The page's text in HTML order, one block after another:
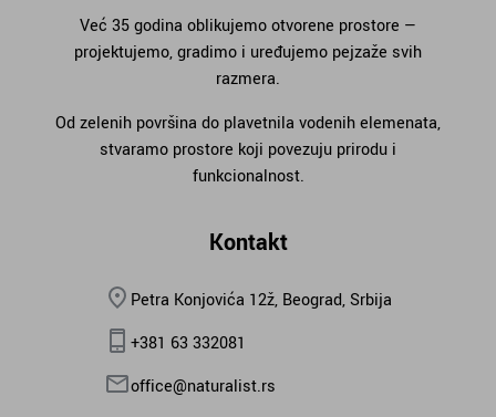
Već 35 godina oblikujemo otvorene prostore —
projektujemo, gradimo i uređujemo pejzaže svih
razmera.
Od zelenih površina do plavetnila vodenih elemenata,
stvaramo prostore koji povezuju prirodu i
funkcionalnost.
Kontakt
Petra Konjovića 12ž, Beograd, Srbija
+381 63 332081
office@naturalist.rs